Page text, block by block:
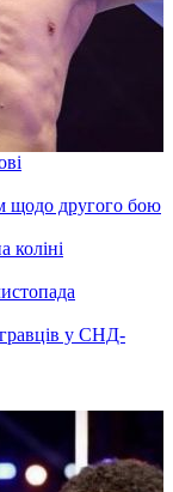
щодо другого бою
коліні
у СНД-